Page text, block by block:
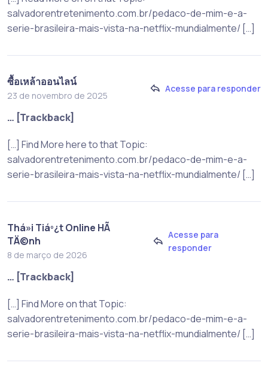
salvadorentretenimento.com.br/pedaco-de-mim-e-a-
serie-brasileira-mais-vista-na-netflix-mundialmente/ […]
ซื้อเหล้าออนไลน์
23 de novembro de 2025
Acesse para responder
… [Trackback]
[…] Find More here to that Topic:
salvadorentretenimento.com.br/pedaco-de-mim-e-a-
serie-brasileira-mais-vista-na-netflix-mundialmente/ […]
Thá»i Tiáº¿t Online HÃ
TÄ©nh
8 de março de 2026
Acesse para
responder
… [Trackback]
[…] Find More on that Topic:
salvadorentretenimento.com.br/pedaco-de-mim-e-a-
serie-brasileira-mais-vista-na-netflix-mundialmente/ […]